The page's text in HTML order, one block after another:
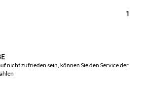
1
nicht zufrieden sein, können Sie den Service der